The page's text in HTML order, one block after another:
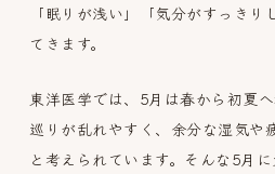
「眠りが浅い」「気分がすっきり
てきます。
東洋医学では、5月は春から初夏
巡りが乱れやすく、余分な湿気や
と考えられています。そんな5月